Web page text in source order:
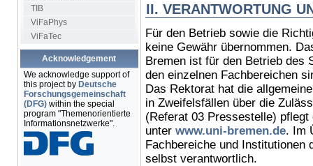
TIB
ViFaPhys
ViFaTec
Acknowledgement
We acknowledge support of
this project by Deutsche
Forschungsgemeinschaft
(DFG)within the special
program "Themenorientierte
Informationsnetzwerke".
II. VERANTWORTUNG
Für den Betrieb sowie die
keine Gewähr übernommen.
Bremen ist für den Betrieb des
den einzelnen Fachbereichen
Das Rektorat hat die
in Zweifelsfällen über die
(Referat 03 Pressestelle)
unter www.uni-bremen.de. Im
Fachbereiche und Institutionen
selbst verantwortlich.